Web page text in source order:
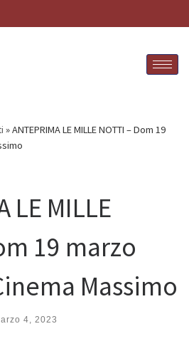
»ANTEPRIMA LE MILLE NOTTI – Dom 19
LE MILLE
19 marzo
Massimo
4, 2023